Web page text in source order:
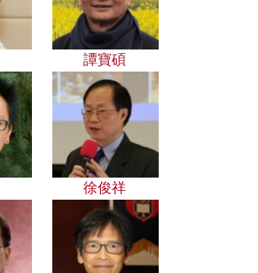
譚寶碩
徐俊祥